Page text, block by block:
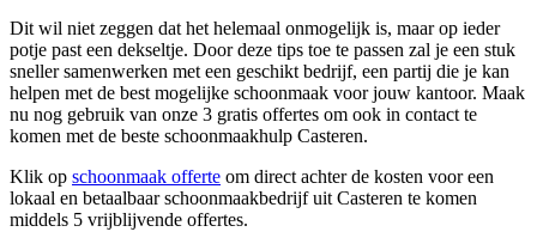
Dit wil niet zeggen dat het helemaal onmogelijk is, maar op ieder
potje past een dekseltje. Door deze tips toe te passen zal je een stuk
sneller samenwerken met een geschikt bedrijf, een partij die je kan
helpen met de best mogelijke schoonmaak voor jouw kantoor. Maak
nu nog gebruik van onze 3 gratis offertes om ook in contact te
komen met de beste schoonmaakhulp Casteren.
Klik op schoonmaak offerte om direct achter de kosten voor een
lokaal en betaalbaar schoonmaakbedrijf uit Casteren te komen
middels 5 vrijblijvende offertes.